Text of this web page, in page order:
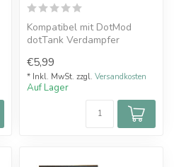
Kompatibel mit DotMod
dotTank Verdampfer
€5,99
* Inkl. MwSt. zzgl. Versandkosten
Auf Lager